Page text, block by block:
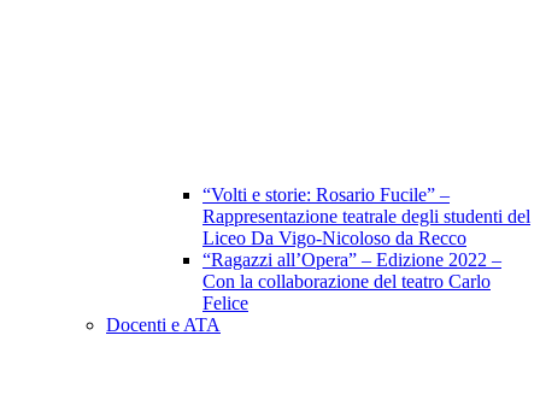
“Volti e storie: Rosario Fucile” –
Rappresentazione teatrale degli studenti del
Liceo Da Vigo-Nicoloso da Recco
“Ragazzi all’Opera” – Edizione 2022 –
Con la collaborazione del teatro Carlo
Felice
Docenti e ATA